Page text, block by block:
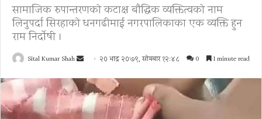
सामाजिक रुपान्तरणको कटाक्ष बाैद्धिक व्यक्तित्वको नाम
लिनुपर्दा सिरहाको धनगढीमाई नगरपालिकाका एक व्यक्ति हुन
राम निर्दोषी ।
Sital Kumar Shah
Send
email
२० भाद्र २०७९, सोमबार १२:४८ 0 1 minute read